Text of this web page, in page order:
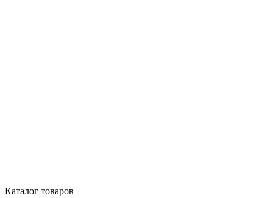
Каталог товаров